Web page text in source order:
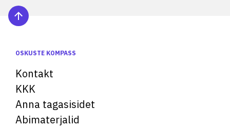
OSKUSTE KOMPASS
Kontakt
KKK
Anna tagasisidet
Abimaterjalid